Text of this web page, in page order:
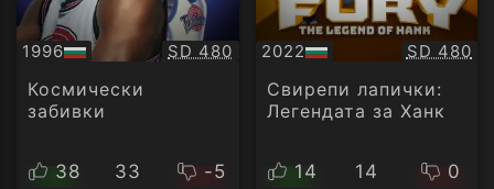
1996
БГ
аудио
Качество:
SD 480
Космически
забивки
38 33 -5
2022
БГ
аудио
SD 480
Свирепи лапички:
Легендата за Ханк
14 14 0